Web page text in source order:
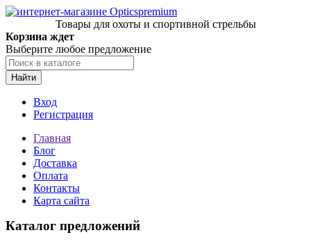
Товары для охоты и спортивной стрельбы
Корзина ждет
Выберите любое предложение
Найти
Вход
Регистрация
Главная
Блог
Доставка
Оплата
Контакты
Карта сайта
Каталог предложений